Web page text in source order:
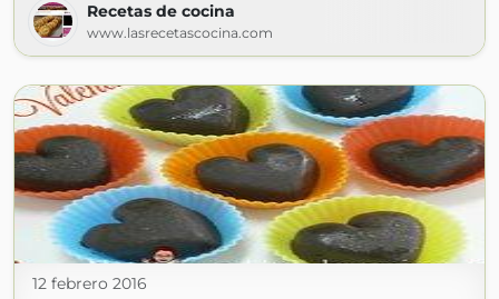
Recetas de cocina
www.lasrecetascocina.com
12 febrero 2016